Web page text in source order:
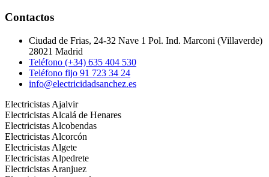
Contactos
Ciudad de Frias, 24-32 Nave 1 Pol. Ind. Marconi (Villaverde)
28021 Madrid
Teléfono (+34) 635 404 530
Teléfono fijo 91 723 34 24
info@electricidadsanchez.es
Electricistas Ajalvir
Electricistas Alcalá de Henares
Electricistas Alcobendas
Electricistas Alcorcón
Electricistas Algete
Electricistas Alpedrete
Electricistas Aranjuez